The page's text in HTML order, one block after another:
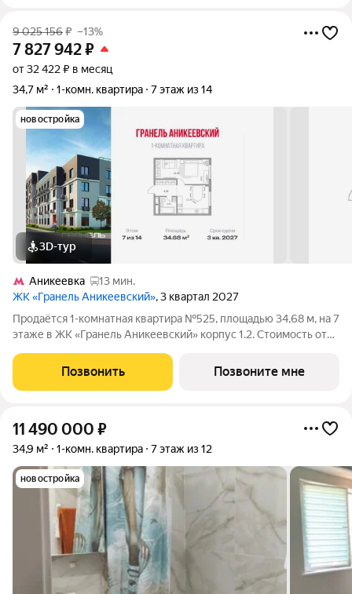
9 025 156₽ –13%
7 827 942₽
от 32 422 ₽ в месяц
34,7 м²
1-комн. квартира 7 этаж из 14
новостройка
3D-тур
Аникеевка
13 мин.
ЖК «Гранель Аникеевский», 3 квартал 2027
Продаётся 1-комнатная квартира №525, площадью 34,68 м, на 7
этаже в ЖК «Гранель Аникеевский» корпус 1.2. Стоимость от
односторонняя, окна на улицу. Проект расположился в
экологически чистом районе
Позвонить Позвоните мне
11 490 000 ₽
34,9 м² 1-комн. квартира 7 этаж из 12
новостройка